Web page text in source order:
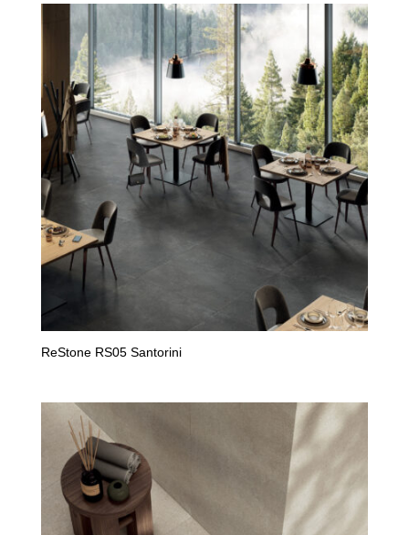
ReStone RS05 Santorini